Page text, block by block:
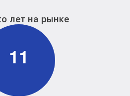
лет на рынке
11